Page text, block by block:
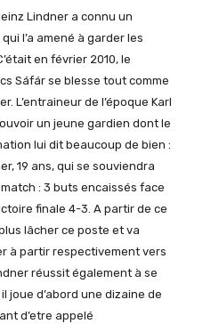
Lindner a connu un
l’a amené à garder les
en février 2010, le
Sáfár se blesse tout comme
L’entraineur de l’époque Karl
un jeune gardien dont le
lui dit beaucoup de bien :
19 ans, qui se souviendra
: 3 buts encaissés face
finale 4-3. A partir de ce
lâcher ce poste et va
à partir respectivement vers
réussit également à se
joue d’abord une dizaine de
d’etre appelé